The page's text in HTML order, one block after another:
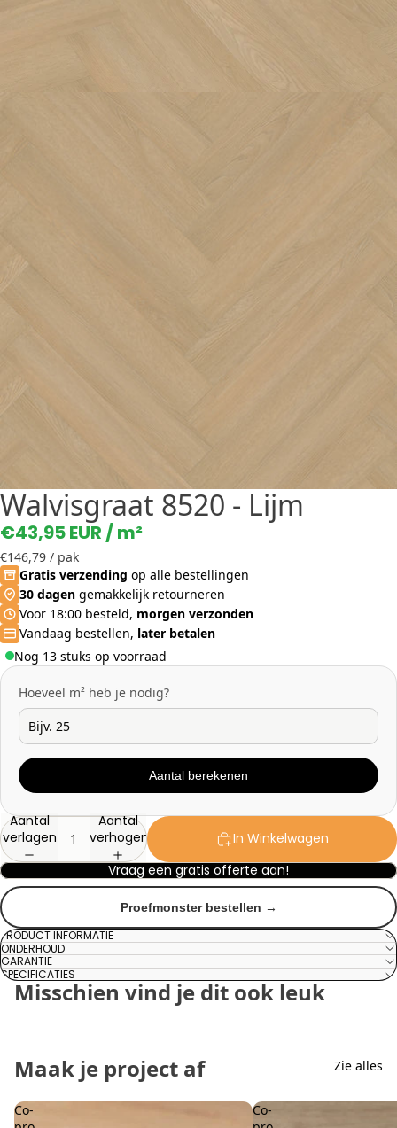
Walvisgraat 8520 - Lijm
€43,95 EUR / m²
€146,79 / pak
Gratis verzending op alle bestellingen
30 dagen gemakkelijk retourneren
Voor 18:00 besteld, morgen verzonden
Vandaag bestellen, later betalen
Nog 13 stuks op voorraad
Hoeveel m² heb je nodig?
Aantal berekenen
Aantal
verlagen
Aantal
verhogen
In Winkelwagen
Vraag een gratis offerte aan!
Proefmonster bestellen →
PRODUCT INFORMATIE
ONDERHOUD
GARANTIE
SPECIFICATIES
Misschien vind je dit ook leuk
Maak je project af Zie alles
Co-
Co-